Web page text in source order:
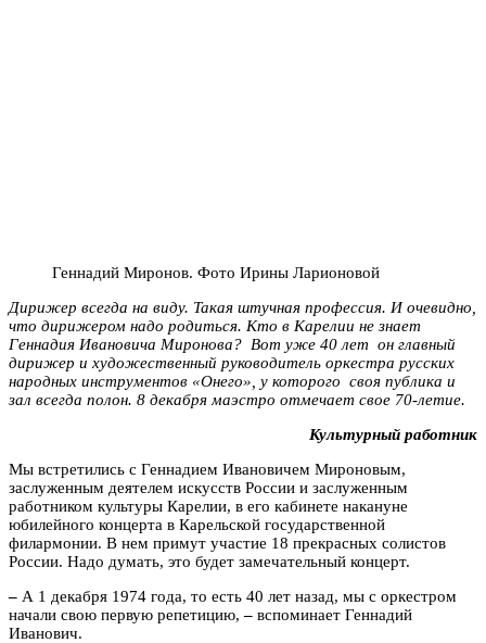
Геннадий Миронов. Фото Ирины Ларионовой
Дирижер всегда на виду. Такая штучная профессия. И очевидно,
что дирижером надо родиться. Кто в Карелии не знает
Геннадия Ивановича Миронова? Вот уже 40 лет он главный
дирижер и художественный руководитель оркестра русских
народных инструментов «Онего», у которого своя публика и
зал всегда полон. 8 декабря маэстро отмечает свое 70-летие.
Культурный работник
Мы встретились с Геннадием Ивановичем Мироновым,
заслуженным деятелем искусств России и заслуженным
работником культуры Карелии, в его кабинете накануне
юбилейного концерта в Карельской государственной
филармонии. В нем примут участие 18 прекрасных солистов
России. Надо думать, это будет замечательный концерт.
– А 1 декабря 1974 года, то есть 40 лет назад, мы с оркестром
начали свою первую репетицию,– вспоминает Геннадий
Иванович.